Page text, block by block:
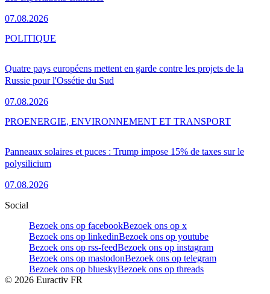
07.08.2026
Quatre pays européens mettent en garde contre les projets de la
Russie pour l'Ossétie du Sud
07.08.2026
POLITIQUE
Panneaux solaires et puces : Trump impose 15% de taxes sur le
polysilicium
07.08.2026
PROENERGIE, ENVIRONNEMENT ET TRANSPORT
Social
Bezoek ons op facebookBezoek ons op x
Bezoek ons op linkedinBezoek ons op youtube
Bezoek ons op rss-feedBezoek ons op instagram
Bezoek ons op mastodonBezoek ons op telegram
Bezoek ons op blueskyBezoek ons op threads
© 2026 Euractiv FR